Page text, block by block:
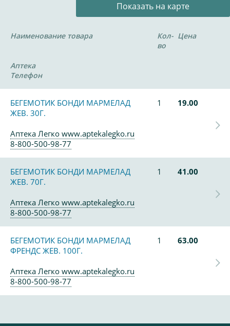
Показать на карте
Наименование товара
Кол-
во
Цена
Аптека
Телефон
БЕГЕМОТИК БОНДИ МАРМЕЛАД
ЖЕВ. 30Г.
1 19.00
Аптека Легко www.aptekalegko.ru
8-800-500-98-77
БЕГЕМОТИК БОНДИ МАРМЕЛАД
ЖЕВ. 70Г.
1 41.00
Аптека Легко www.aptekalegko.ru
8-800-500-98-77
БЕГЕМОТИК БОНДИ МАРМЕЛАД
ФРЕНДС ЖЕВ. 100Г.
1 63.00
Аптека Легко www.aptekalegko.ru
8-800-500-98-77